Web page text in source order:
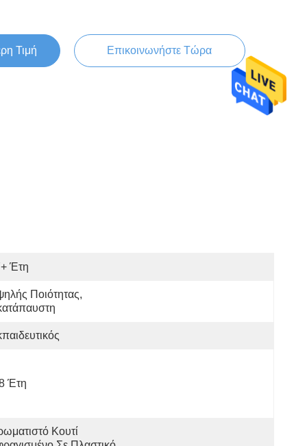
Τιμή Επικοινωνήστε Τώρα
Έτη
Ποιότητας,
Έτη
Κουτί